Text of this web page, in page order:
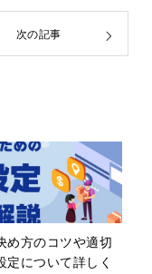
次の記事
め方のコツや適切
定について詳しく